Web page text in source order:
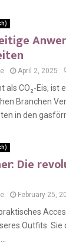
April 2, 2025
als CO₂-Eis, ist
Branchen
in den
Die
February 25,
Outfits. Sie